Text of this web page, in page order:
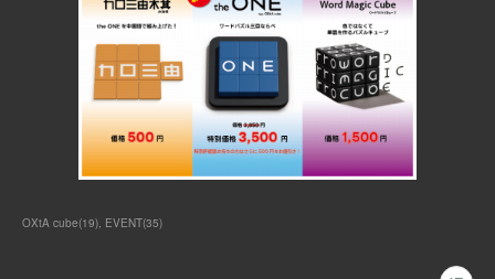
OXtA cube(19) EVENT(35)